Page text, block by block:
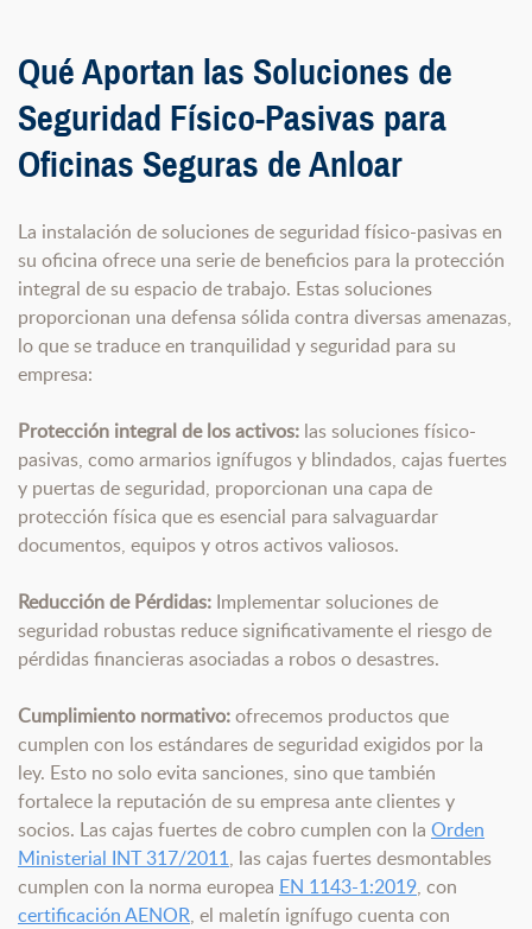
Qué Aportan las Soluciones de
Seguridad Físico-Pasivas para
Oficinas Seguras de Anloar
La instalación de soluciones de seguridad físico-pasivas en
su oficina ofrece una serie de beneficios para la protección
integral de su espacio de trabajo. Estas soluciones
proporcionan una defensa sólida contra diversas amenazas,
lo que se traduce en tranquilidad y seguridad para su
empresa:
Protección integral de los activos: las soluciones físico-
pasivas, como armarios ignífugos y blindados, cajas fuertes
y puertas de seguridad, proporcionan una capa de
protección física que es esencial para salvaguardar
documentos, equipos y otros activos valiosos.
Reducción de Pérdidas: Implementar soluciones de
seguridad robustas reduce significativamente el riesgo de
pérdidas financieras asociadas a robos o desastres.
Cumplimiento normativo:ofrecemos productos que
cumplen con los estándares de seguridad exigidos por la
ley. Esto no solo evita sanciones, sino que también
fortalece la reputación de su empresa ante clientes y
socios. Las cajas fuertes de cobro cumplen con la Orden
Ministerial INT 317/2011, las cajas fuertes desmontables
cumplen con la norma europea EN 1143-1:2019, con
certificación AENOR, el maletín ignífugo cuenta con